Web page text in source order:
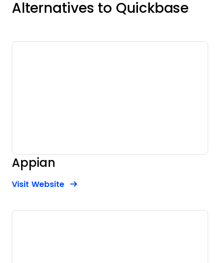
Alternatives to Quickbase
Appian
Visit WebsiteOpens New Window